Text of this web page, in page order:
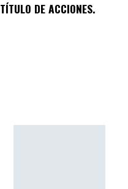
TÍTULO DE ACCIONES.